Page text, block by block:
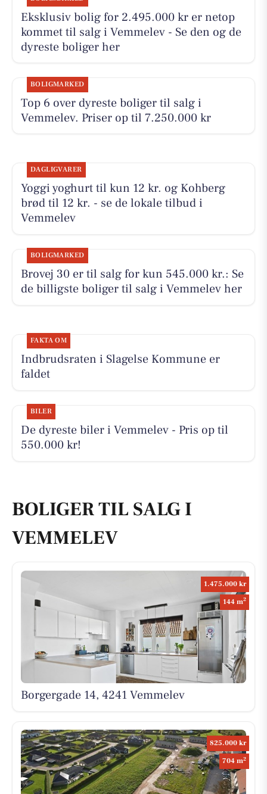
Eksklusiv bolig for 2.495.000 kr er netop
kommet til salg i Vemmelev - Se den og de
dyreste boliger her
BOLIGMARKED
Top 6 over dyreste boliger til salg i
Vemmelev. Priser op til 7.250.000 kr
DAGLIGVARER
Yoggi yoghurt til kun 12 kr. og Kohberg
brød til 12 kr. - se de lokale tilbud i
Vemmelev
BOLIGMARKED
Brovej 30 er til salg for kun 545.000 kr.: Se
de billigste boliger til salg i Vemmelev her
FAKTA OM
Indbrudsraten i Slagelse Kommune er
faldet
BILER
De dyreste biler i Vemmelev - Pris op til
550.000 kr!
BOLIGER TIL SALG I
VEMMELEV
1.475.000 kr
144 m2
Borgergade 14, 4241 Vemmelev
825.000 kr
704 m2